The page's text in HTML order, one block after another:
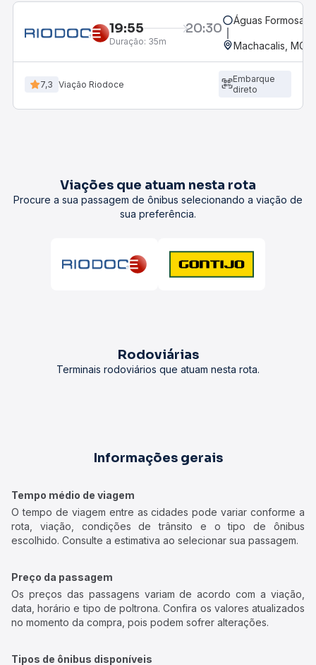
19:55 20:30
Duração: 35m
Águas Formosas,
Machacalis, MG
7,3 Viação Riodoce
Embarque
direto
Viações que atuam nesta rota
Procure a sua passagem de ônibus selecionando a viação de
sua preferência.
Rodoviárias
Terminais rodoviários que atuam nesta rota.
Informações gerais
Tempo médio de viagem
O tempo de viagem entre as cidades pode variar conforme a
rota, viação, condições de trânsito e o tipo de ônibus
escolhido. Consulte a estimativa ao selecionar sua passagem.
Preço da passagem
Os preços das passagens variam de acordo com a viação,
data, horário e tipo de poltrona. Confira os valores atualizados
no momento da compra, pois podem sofrer alterações.
Tipos de ônibus disponíveis